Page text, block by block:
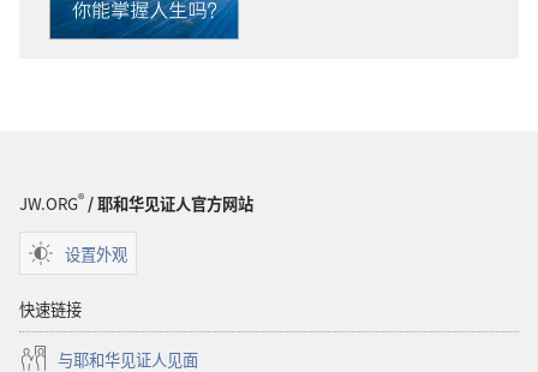
JW.ORG®/ 耶和华见证人官方网站
设置外观
快速链接
与耶和华见证人见面